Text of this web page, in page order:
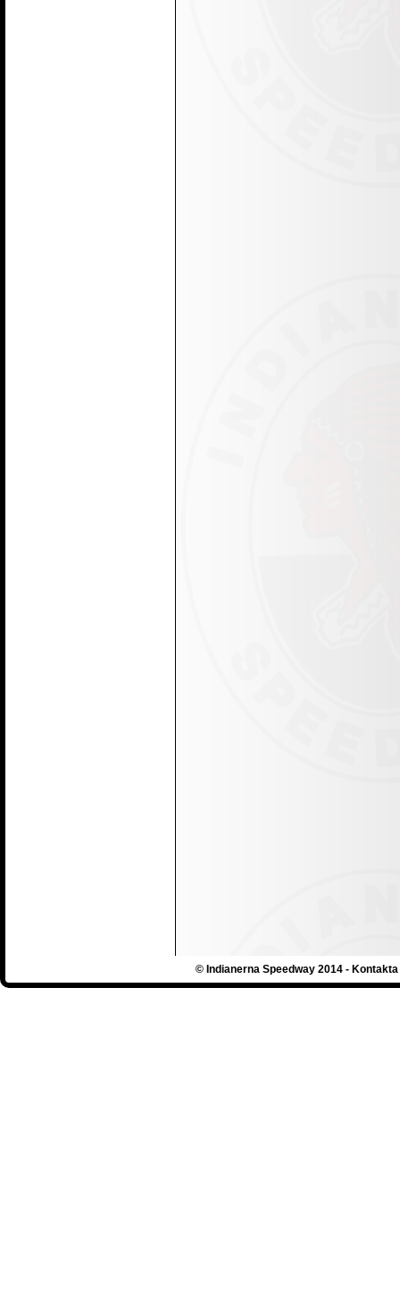
© Indianerna Speedway 2014 -